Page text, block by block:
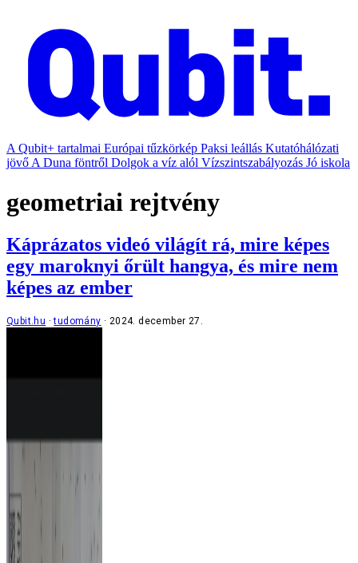
A Qubit+ tartalmai Európai tűzkörkép Paksi leállás Kutatóhálózati
jövő A Duna föntről Dolgok a víz alól Vízszintszabályozás Jó iskola
geometriai rejtvény
Káprázatos videó világít rá, mire képes
egy maroknyi őrült hangya, és mire nem
képes az ember
Qubit.hu tudomány 2024. december 27.